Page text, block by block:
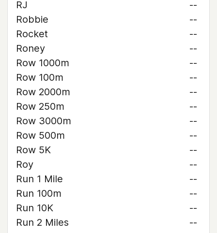
RJ
--
Robbie
--
Rocket
--
Roney
--
Row 1000m
--
Row 100m
--
Row 2000m
--
Row 250m
--
Row 3000m
--
Row 500m
--
Row 5K
--
Roy
--
Run 1 Mile
--
Run 100m
--
Run 10K
--
Run 2 Miles
--